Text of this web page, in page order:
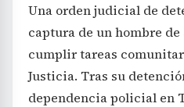
Una orden judicial de
captura de un hombre de
cumplir tareas
Justicia. Tras su
dependencia policial en